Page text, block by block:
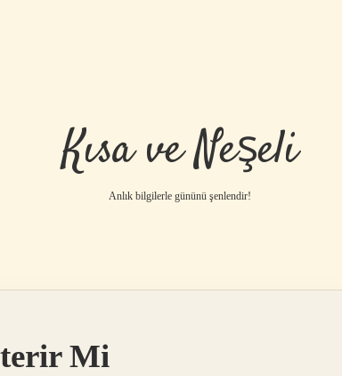
Kısa ve Neşeli
Anlık bilgilerle gününü şenlendir!
Mi